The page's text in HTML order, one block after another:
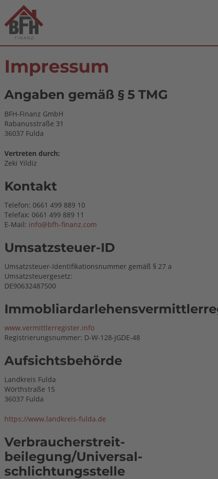
Impressum
Angaben gemäß § 5 TMG
BFH-Finanz GmbH
Rabanusstraße 31
36037 Fulda
Vertreten durch:
Zeki Yildiz
Kontakt
Telefon: 0661 499 889 10
Telefax: 0661 499 889 11
E-Mail: info@bfh-finanz.com
Umsatzsteuer-ID
Umsatzsteuer-Identifikationsnummer gemäß § 27 a
Umsatzsteuergesetz:
DE90632487500
www.vermittlerregister.info
Registrierungsnummer: D-W-128-JGDE-48
Aufsichtsbehörde
Landkreis Fulda
Wörthstraße 15
36037 Fulda
https://www.landkreis-fulda.de
Verbraucher­streit­
beilegung/Universal­
schlichtungs­stelle